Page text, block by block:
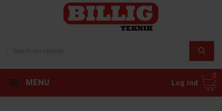
MENU Log ind
0